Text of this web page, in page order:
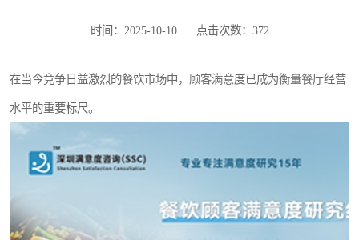
时间：2025-10-10 点击次数：372
在当今竞争日益激烈的餐饮市场中，顾客满意度已成为衡量餐厅经营
水平的重要标尺。
公共事务满意度调查 餐饮业满意度调查
营商环境满意度 员工满意度
服务满意度调查